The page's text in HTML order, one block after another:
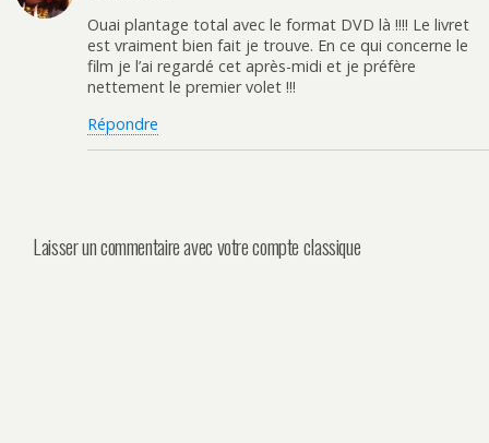
Ouai plantage total avec le format DVD là !!!! Le livret
est vraiment bien fait je trouve. En ce qui concerne le
film je l’ai regardé cet après-midi et je préfère
nettement le premier volet !!!
Répondre
Laisser un commentaire avec votre compte classique